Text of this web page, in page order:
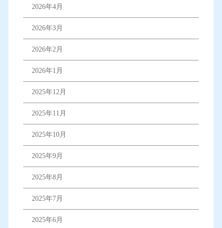
2026年4月
2026年3月
2026年2月
2026年1月
2025年12月
2025年11月
2025年10月
2025年9月
2025年8月
2025年7月
2025年6月